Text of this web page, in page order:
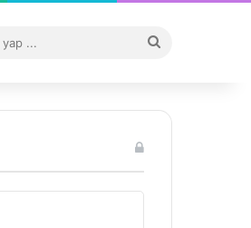
...